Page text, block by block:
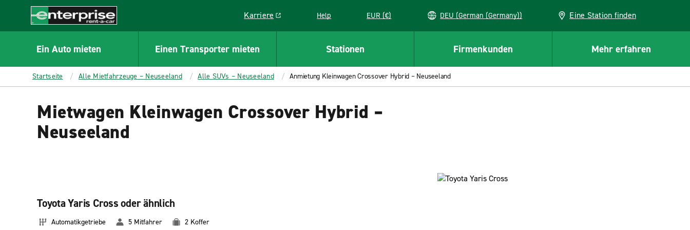
CONTENT
Enterprise
Karriere
Link opens in a new window
Help EUR (€) DEU (German (Germany)) Eine Station finden
Ein Auto mieten Einen Transporter mieten Stationen Firmenkunden Mehr erfahren
Startseite Alle Mietfahrzeuge – Neuseeland Alle SUVs – Neuseeland Anmietung Kleinwagen Crossover Hybrid – Neuseeland
Mietwagen Kleinwagen Crossover Hybrid –
Neuseeland
Toyota Yaris Cross oder ähnlich
Automatikgetriebe 5 Mitfahrer 2 Koffer